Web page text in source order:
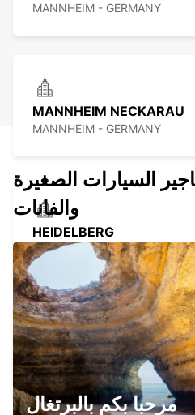
MANNHEIM - GERMANY
MANNHEIM NECKARAU
MANNHEIM - GERMANY
HEIDELBERG
HEIDELBERG - GERMANY
DARMSTADT
DARMSTADT NORTH -
السيارات الصغيرة
والفانات
مرحبا بكم بالبرتغال